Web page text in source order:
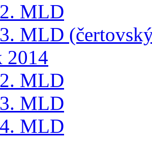
MLD
MLD
2014
MLD
MLD
MLD